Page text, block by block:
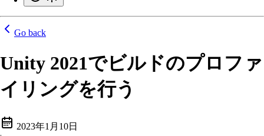
Go back
Unity 2021でビルドのプロファ
イリングを行う
2023年1月10日